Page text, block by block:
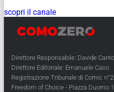
scopri il canale
Direttore Responsabile: Davide
Direttore Editoriale: Emanuele Caso
Registrazione Tribunale di Como:
Freedom of Choice - Piazza Duomo